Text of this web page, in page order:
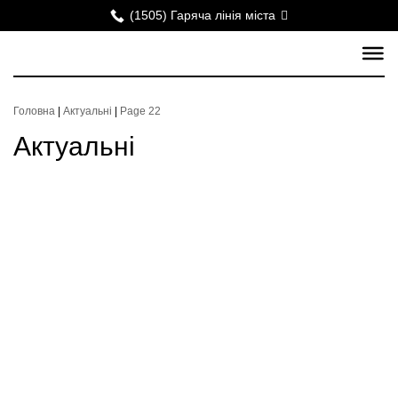
(1505) Гаряча лінія міста
Головна Актуальні Page 22
Актуальні